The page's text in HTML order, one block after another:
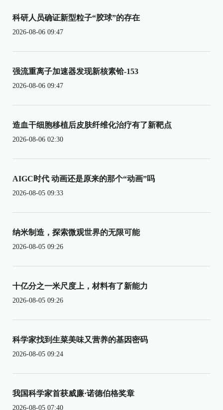
科研人员确证新型粒子“胶球”的存在
2026-08-06 09:47
强流重离子加速器发现新核素铪-153
2026-08-06 09:47
造血干细胞移植后皮肤纤维化治疗有了新靶点
2026-08-06 02:30
AIGC时代 动画还是原来的那个“动画”吗
2026-08-05 09:33
纳米制造，探索微观世界的无限可能
2026-08-05 09:26
十亿分之一米尺度上，材料有了新能力
2026-08-05 09:26
科学家找到生菜美味又营养的基因密码
2026-08-05 09:24
我国科学家首获威廉·诺德伯格奖章
2026-08-05 07:40